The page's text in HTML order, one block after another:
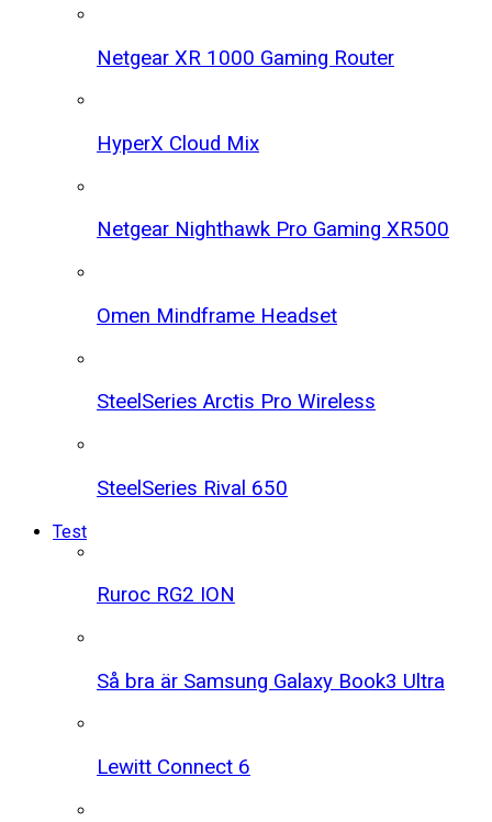
Netgear XR 1000 Gaming Router
HyperX Cloud Mix
Netgear Nighthawk Pro Gaming XR500
Omen Mindframe Headset
SteelSeries Arctis Pro Wireless
SteelSeries Rival 650
Test
Ruroc RG2 ION
Så bra är Samsung Galaxy Book3 Ultra
Lewitt Connect 6